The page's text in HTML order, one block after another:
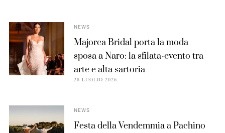
NEWS
Majorca Bridal porta la moda
sposa a Naro: la sfilata-evento tra
arte e alta sartoria
28 LUGLIO 2026
NEWS
Festa della Vendemmia a Pachino